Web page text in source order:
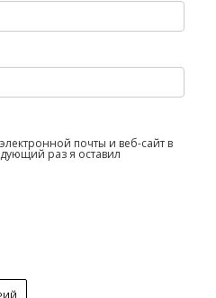
почты и веб-сайт в
раз я оставил